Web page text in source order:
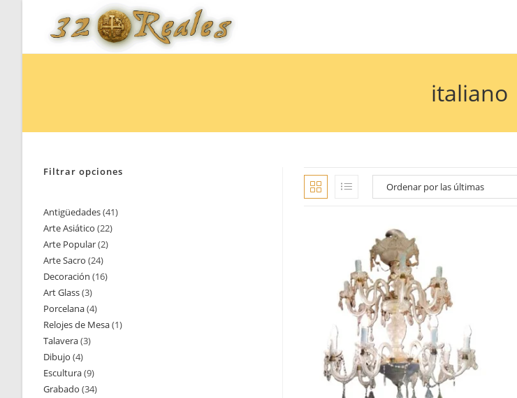
italiano
Filtrar opciones
Antigüedades 4141
Arte Asiático 2222
Arte Popular 22
Arte Sacro 2424
productos
Decoración 1616
Art Glass 33
productos
Porcelana 44
productos
Relojes de Mesa 11
Talavera 33
Dibujo 44
productos
Escultura 99
productos
Grabado 3434